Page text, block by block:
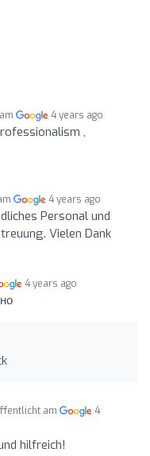
4 years ago
,
4 years ago
Personal und
Vielen Dank
4 years ago
am
4
hilfreich!